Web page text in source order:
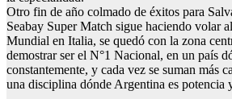
Otro fin de año colmado de éxitos para
Seabay Super Match sigue haciendo volar
Mundial en Italia, se quedó con la zona
demostrar ser el N°1 Nacional, en un país
constantemente, y cada vez se suman más
una disciplina dónde Argentina es potencia